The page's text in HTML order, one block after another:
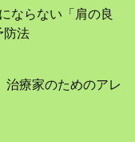
ならない「肩の良
防法
治療家のためのアレ